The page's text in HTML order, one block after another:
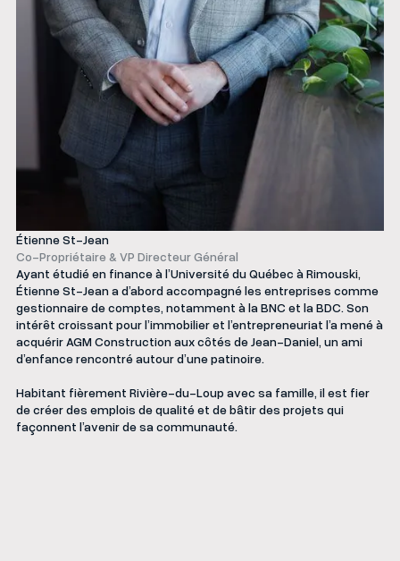
Étienne St-Jean
Co-Propriétaire & VP Directeur Général
Ayant étudié en finance à l’Université du Québec à Rimouski,
Étienne St-Jean a d’abord accompagné les entreprises comme
gestionnaire de comptes, notamment à la BNC et la BDC. Son
intérêt croissant pour l’immobilier et l’entrepreneuriat l’a mené à
acquérir AGM Construction aux côtés de Jean-Daniel, un ami
d’enfance rencontré autour d’une patinoire.
Habitant fièrement Rivière-du-Loup avec sa famille, il est fier
de créer des emplois de qualité et de bâtir des projets qui
façonnent l’avenir de sa communauté.